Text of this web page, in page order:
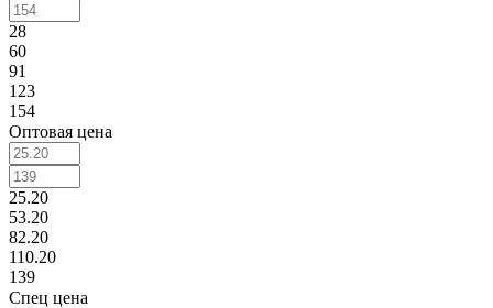
28
60
91
123
154
Оптовая цена
25.20
53.20
82.20
110.20
139
Спец цена